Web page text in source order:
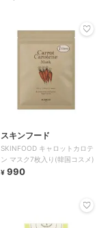
スキンフード
SKINFOOD キャロットカロテ
ン マスク7枚入り(韓国コスメ)
¥ 990